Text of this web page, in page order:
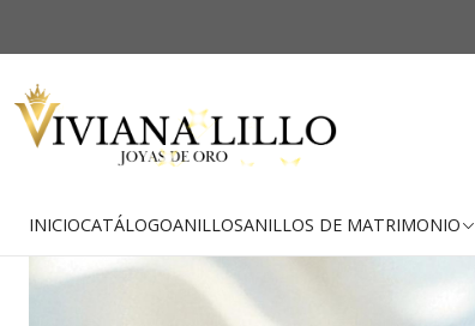
INICIOCATÁLOGOANILLOSANILLOS DE MATRIMONIO
-30% OFF
Envío Gratis